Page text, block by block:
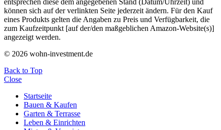
entsprechen diese dem angegebenen Stand (Datum/Uhrzeit) und
können sich auf der verlinkten Seite jederzeit ändern. Für den Kauf
eines Produkts gelten die Angaben zu Preis und Verfügbarkeit, die
zum Kaufzeitpunkt [auf der/den maßgeblichen Amazon-Website(s)]
angezeigt werden.
© 2026 wohn-investment.de
Back to Top
Close
Startseite
Bauen & Kaufen
Garten & Terrasse
Leben & Einrichten